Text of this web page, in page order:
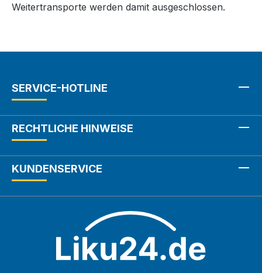
Weitertransporte werden damit ausgeschlossen.
SERVICE-HOTLINE
RECHTLICHE HINWEISE
KUNDENSERVICE